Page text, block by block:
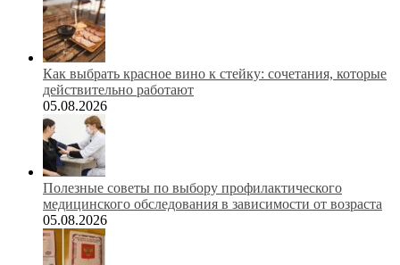
Как выбрать красное вино к стейку: сочетания, которые
действительно работают
05.08.2026
Полезные советы по выбору профилактического
медицинского обследования в зависимости от возраста
05.08.2026